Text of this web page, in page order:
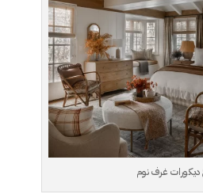
ديكورات غرف نوم